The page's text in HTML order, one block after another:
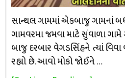
સાન્થલ ગામમાં એકબાજુ ગામનાં
ગામવરમા જમવા માટે સુંવાળા
બાજુ દરબાર વેગડસિંહને ત્યાં
રહ્યો છે. આવો મોકો જોઈને …